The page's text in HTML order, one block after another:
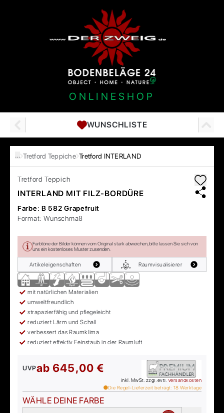
ONLINESHOP
WUNSCHLISTE
… Tretford Teppiche Tretford INTERLAND
Tretford Teppich
INTERLAND MIT FILZ-BORDÜRE
Farbe: B 582 Grapefruit
Format: Wunschmaß
Farbtöne der Bilder können vom Original stark abweichen, bitte lassen Sie sich von
uns ein kostenloses Muster zusenden.
Artikeleigenschaften Raumvisualisierer
mit natürlichen Materialien
umweltfreundlich
strapazierfähig und pflegeleicht
reduziert Lärm und Schall
verbessert das Raumklima
reduziert effektiv Feinstaub in der Raumluft
UVPab 645,00 €
inkl. MwSt. zzgl. evtl. Versandkosten
Die Regel-Lieferzeit beträgt: 18 Werktage
WÄHLE DEINE FARBE